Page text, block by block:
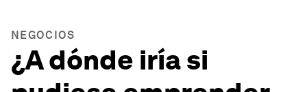
NEGOCIOS
¿A dónde iría si